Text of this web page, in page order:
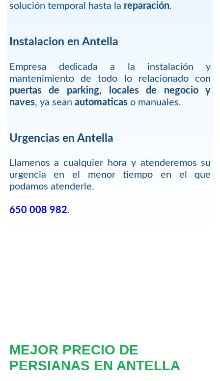
solución temporal hasta la reparación.
Instalacion en Antella
Empresa dedicada a la instalación y
mantenimiento de todo lo relacionado con
puertas de parking, locales de negocio y
naves, ya sean automaticaso manuales.
Urgencias en Antella
Llamenos a cualquier hora y atenderemos su
urgencia en el menor tiempo en el que
podamos atenderle.
650 008 982.
MEJOR PRECIO DE
PERSIANAS EN ANTELLA